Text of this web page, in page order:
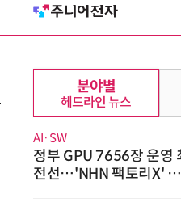
분야별
헤드라인 뉴스
AI·SW
정부 GPU 7656장 운영
전선…'NHN 팩토리X' 가